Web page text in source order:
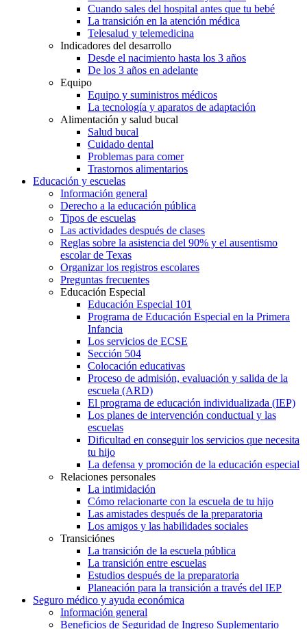
Cuando sales del hospital antes que tu bebé
La transición en la atención médica
Telesalud y telemedicina
Indicadores del desarrollo
Desde el nacimiento hasta los 3 años
De los 3 años en adelante
Equipo
Equipo y suministros médicos
La tecnología y aparatos de adaptación
Alimentación y salud bucal
Salud bucal
Cuidado dental
Problemas para comer
Trastornos alimentarios
Educación y escuelas
Información general
Derecho a la educación pública
Tipos de escuelas
Las actividades después de clases
Reglas sobre la asistencia del 90% y el ausentismo
escolar de Texas
Organizar los registros escolares
Preguntas frecuentes
Educación Especial
Educación Especial 101
Programa de Educación Especial en la Primera
Infancia
Los servicios de ECSE
Sección 504
Colocación educativas
Proceso de admisión, evaluación y salida de la
escuela (ARD)
El programa de educación individualizada (IEP)
Los planes de intervención conductual y las
escuelas
Dificultad en conseguir los servicios que necesita
tu hijo
La defensa y promoción de la educación especial
Relaciones personales
La intimidación
Cómo relacionarte con la escuela de tu hijo
Las amistades después de la preparatoria
Los amigos y las habilidades sociales
Transiciónes
La transición de la escuela pública
La transición entre escuelas
Estudios después de la preparatoria
Planeación para la transición a través del IEP
Seguro médico y ayuda económica
Información general
Beneficios de Seguridad de Ingreso Suplementario